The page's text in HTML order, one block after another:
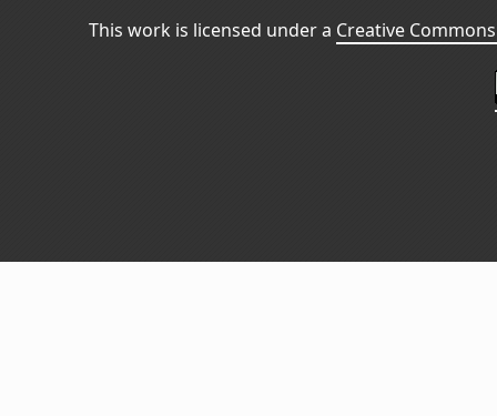
This work is licensed under a Creative